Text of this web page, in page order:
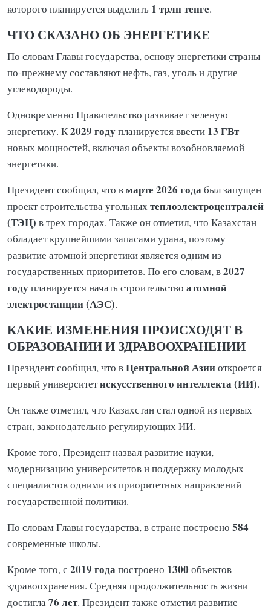
которого планируется выделить 1 трлн тенге.
ЧТО СКАЗАНО ОБ ЭНЕРГЕТИКЕ
По словам Главы государства, основу энергетики страны
по-прежнему составляют нефть, газ, уголь и другие
углеводороды.
Одновременно Правительство развивает зеленую
энергетику. К2029 годупланируется ввести 13 ГВт
новых мощностей, включая объекты возобновляемой
энергетики.
Президент сообщил, что вмарте 2026 годабыл запущен
проект строительства угольных теплоэлектроцентралей
(ТЭЦ) в трех городах. Также он отметил, что Казахстан
обладает крупнейшими запасами урана, поэтому
развитие атомной энергетики является одним из
государственных приоритетов. По его словам, в2027
годупланируется начать строительство атомной
электростанции (АЭС).
КАКИЕ ИЗМЕНЕНИЯ ПРОИСХОДЯТ В
ОБРАЗОВАНИИ И ЗДРАВООХРАНЕНИИ
Президент сообщил, что вЦентральной Азииоткроется
первый университетискусственного интеллекта (ИИ).
Он также отметил, что Казахстан стал одной из первых
стран, законодательно регулирующих ИИ.
Кроме того, Президент назвал развитие науки,
модернизацию университетов и поддержку молодых
специалистов одними из приоритетных направлений
государственной политики.
По словам Главы государства, в стране построено 584
современные школы.
Кроме того, с 2019 годапостроено 1300 объектов
здравоохранения. Средняя продолжительность жизни
достигла 76 лет. Президент также отметил развитие